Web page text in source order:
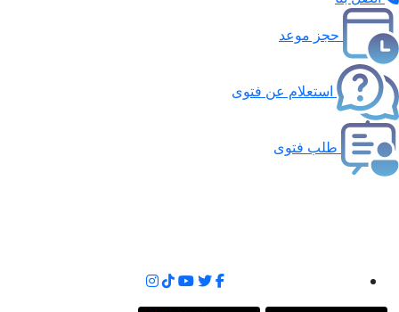
حجز موعد
استعلام عن فتوى
طلب فتوى